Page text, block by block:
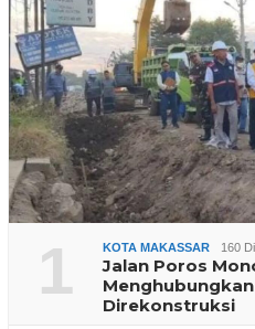
1 KOTA MAKASSAR 160
Jalan Poros
Direkonstruksi